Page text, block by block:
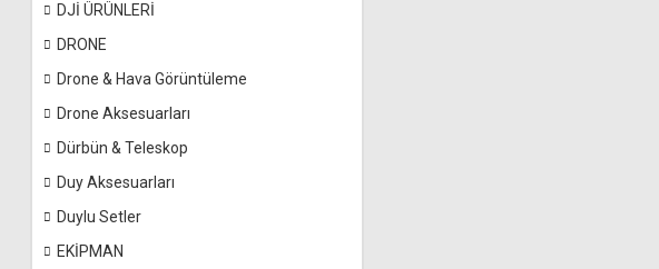
DJİ ÜRÜNLERİ
DRONE
Drone & Hava Görüntüleme
Drone Aksesuarları
Dürbün & Teleskop
Duy Aksesuarları
Duylu Setler
EKİPMAN